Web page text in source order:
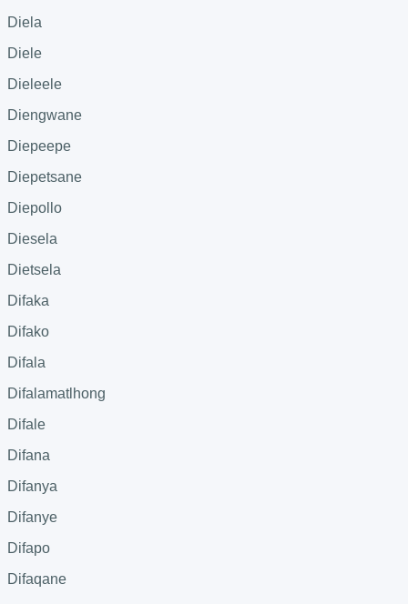
Diela
Diele
Dieleele
Diengwane
Diepeepe
Diepetsane
Diepollo
Diesela
Dietsela
Difaka
Difako
Difala
Difalamatlhong
Difale
Difana
Difanya
Difanye
Difapo
Difaqane